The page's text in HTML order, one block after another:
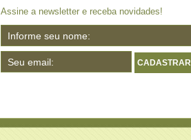
Assine a newsletter e receba novidades!
CADASTRAR